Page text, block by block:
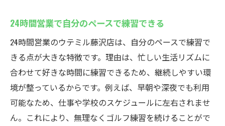
24時間営業で自分のペースで練習できる
24時間営業のウテミル藤沢店は、自分のペースで練習で
きる点が大きな特徴です。理由は、忙しい生活リズムに
合わせて好きな時間に練習できるため、継続しやすい環
境が整っているからです。例えば、早朝や深夜でも利用
可能なため、仕事や学校のスケジュールに左右されませ
ん。これにより、無理なくゴルフ練習を続けることがで